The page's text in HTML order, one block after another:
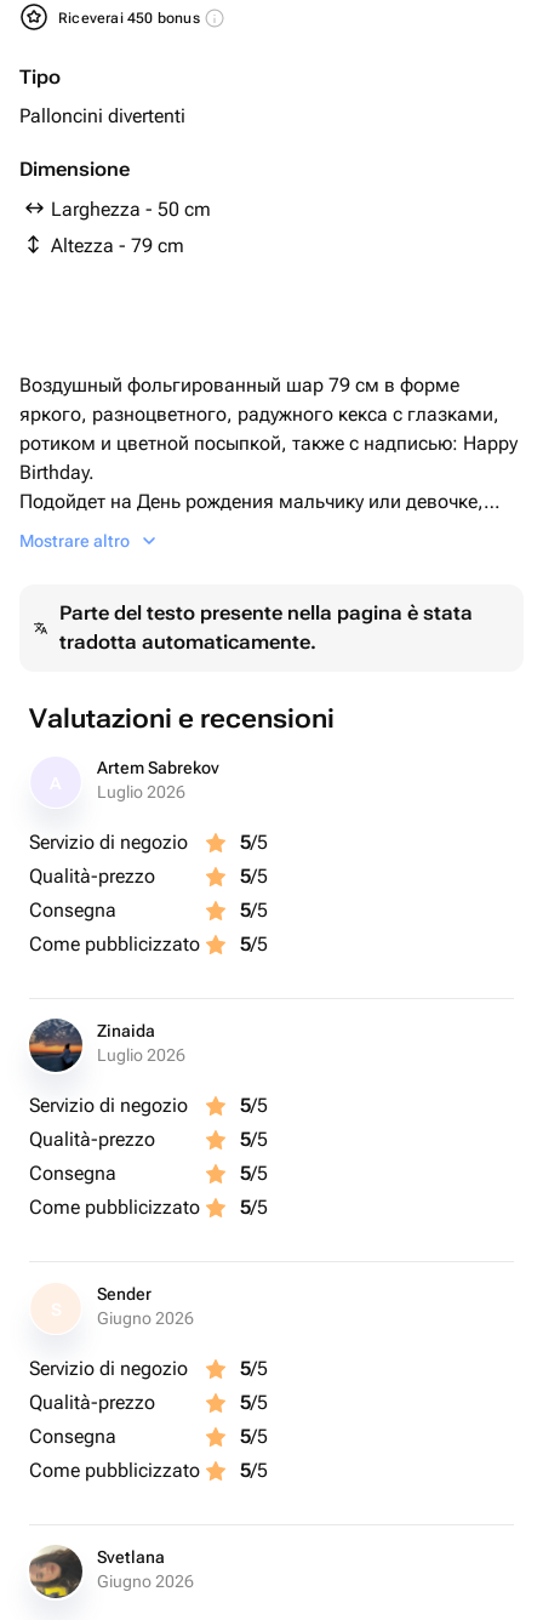
Riceverai 450 bonus
Tipo
Palloncini divertenti
Dimensione
Larghezza - 50 cm
Altezza - 79 cm
Воздушный фольгированный шар 79 см в форме
яркого, разноцветного, радужного кекса с глазками,
ротиком и цветной посыпкой, также с надписью: Happy
Birthday.
Подойдет на День рождения мальчику или девочке,
также можно использовать и взрослым. Хорошо
шарами в тон композиции.
Mostrare altro
Parte del testo presente nella pagina è stata
tradotta automaticamente.
Valutazioni e recensioni
Artem Sabrekov
Luglio 2026
Servizio di negozio 5/5
Qualità-prezzo
5/5
Consegna
5/5
Come pubblicizzato
5/5
Zinaida
Luglio 2026
Servizio di negozio 5/5
Qualità-prezzo
5/5
Consegna
5/5
Come pubblicizzato
5/5
S
Sender
Giugno 2026
Servizio di negozio 5/5
Qualità-prezzo
5/5
Consegna
5/5
Come pubblicizzato
5/5
Svetlana
Giugno 2026